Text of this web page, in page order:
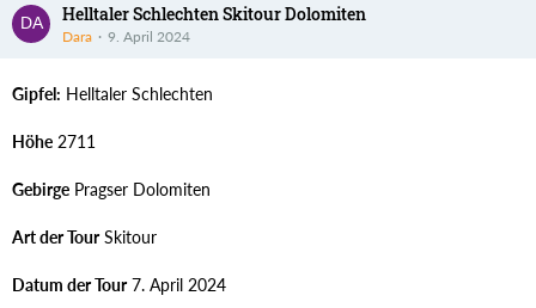
Helltaler Schlechten Skitour Dolomiten
Dara 9. April 2024
Gipfel: Helltaler Schlechten
Höhe 2711
Gebirge Pragser Dolomiten
Art der TourSkitour
Datum der Tour7. April 2024